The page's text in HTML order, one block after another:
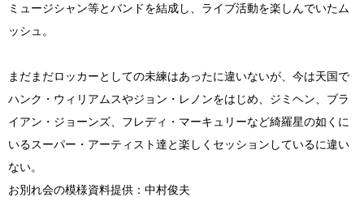
ミュージシャン等とバンドを結成し、ライブ活動を楽しんでいたム
ッシュ。
まだまだロッカーとしての未練はあったに違いないが、今は天国で
ハンク・ウィリアムスやジョン・レノンをはじめ、ジミヘン、ブラ
イアン・ジョーンズ、フレディ・マーキュリーなど綺羅星の如くに
いるスーパー・アーティスト達と楽しくセッションしているに違い
ない。
お別れ会の模様資料提供：中村俊夫